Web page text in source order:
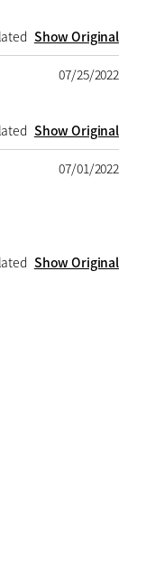
Show Original
07/25/2022
Show Original
07/01/2022
Show Original
Page